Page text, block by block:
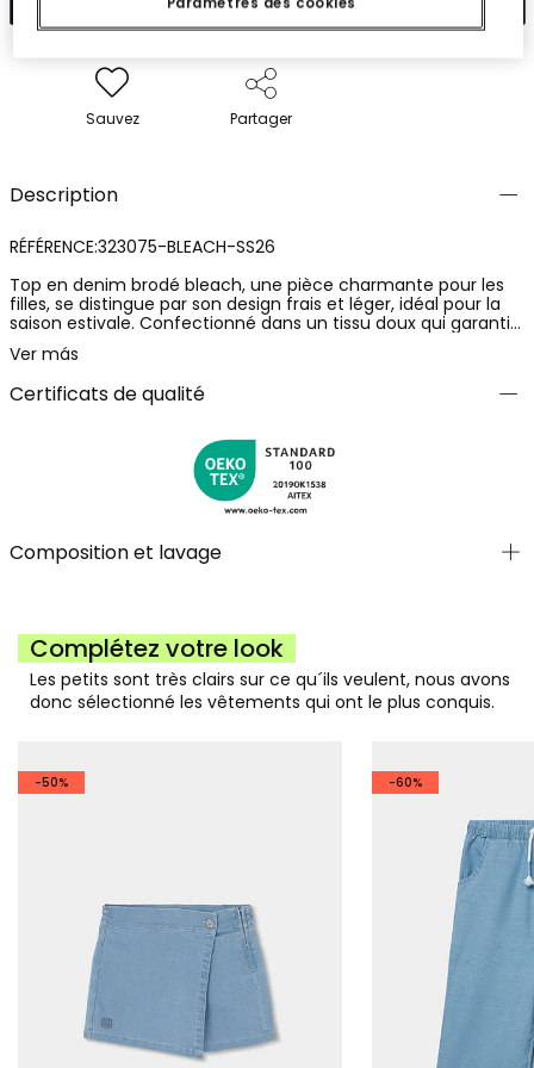
Sauvez Partager
Description
RÉFÉRENCE:323075-BLEACH-SS26
Top en denim brodé bleach, une pièce charmante pour les
filles, se distingue par son design frais et léger, idéal pour la
saison estivale. Confectionné dans un tissu doux qui garantit
le confort. La broderie sur l'ourlet ajoute un détail exquis,
tandis que sa couleur bleu clair offre une touche fraîche et
intemporelle. Parfait pour être associé à des jupes ou des
shorts pour un look décontracté. Disponible en tailles de 12
croissance. Une option polyvalente pour la garde-robe
Ver más
Certificats de qualité
Composition et lavage
Complétez votre look
Les petits sont très clairs sur ce qu´ils veulent, nous avons
donc sélectionné les vêtements qui ont le plus conquis.
-50% -60%